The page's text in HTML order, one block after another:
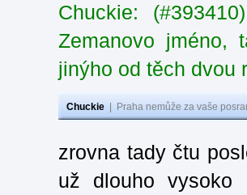
Chuckie:
Zemanovo jméno,
jinýho od těch dvou
Chuckie Praha nemůže za vaše
zrovna tady čtu
už dlouho